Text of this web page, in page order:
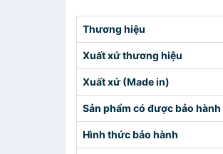
Thương hiệu
Xuất xứ thương hiệu
Xuất xứ (Made in)
Sản phẩm có được bảo
Hình thức bảo hành